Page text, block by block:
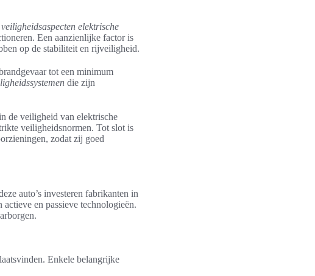
veiligheidsaspecten elektrische
Een aanzienlijke factor is
op de stabiliteit en rijveiligheid.
tot een minimum
die zijn
de veiligheid van elektrische
veiligheidsnormen. Tot slot is
zodat zij goed
auto’s investeren fabrikanten in
en passieve technologieën.
Enkele belangrijke